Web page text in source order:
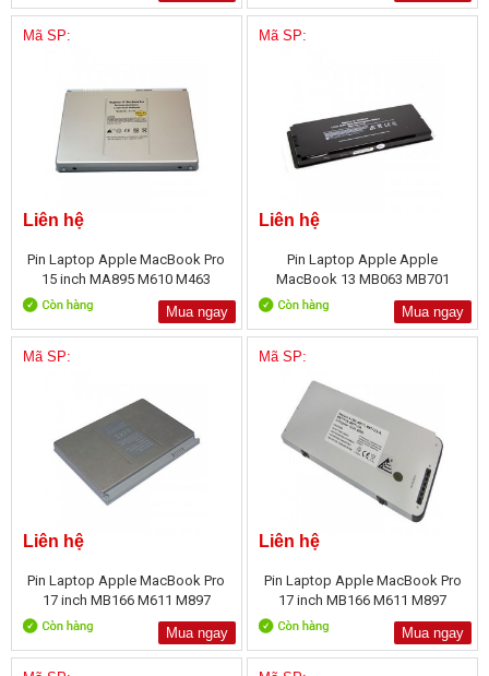
Mã SP:
Liên hệ
Pin Laptop Apple MacBook Pro
15 inch MA895 M610 M463
Mua ngay
Mã SP:
Liên hệ
Pin Laptop Apple Apple
MacBook 13 MB063 MB701
Mua ngay
Mã SP:
Liên hệ
Pin Laptop Apple MacBook Pro
17 inch MB166 M611 M897
Mua ngay
Mã SP:
Liên hệ
Pin Laptop Apple MacBook Pro
17 inch MB166 M611 M897
Mua ngay